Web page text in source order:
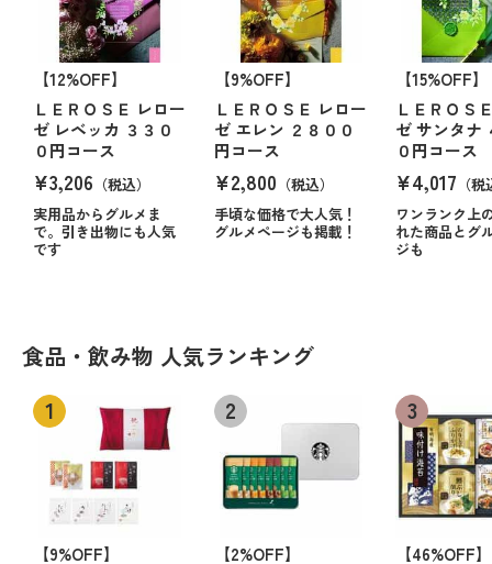
【12%OFF】
ＬＥＲＯＳＥ レロー
ゼ レベッカ ３３０
０円コース
¥3,206 （税込）
実用品からグルメま
で。引き出物にも人気
です
【9%OFF】
ＬＥＲＯＳＥ レロー
ゼ エレン ２８００
円コース
¥2,800 （税込）
手頃な価格で大人気！
グルメページも掲載！
【15%OFF】
ＬＥＲＯＳ
ゼ サンタナ
０円コース
¥4,017 （
ワンランク上
れた商品とグ
ジも
食品・飲み物 人気ランキング
【9%OFF】
【2%OFF】
【46%OFF】